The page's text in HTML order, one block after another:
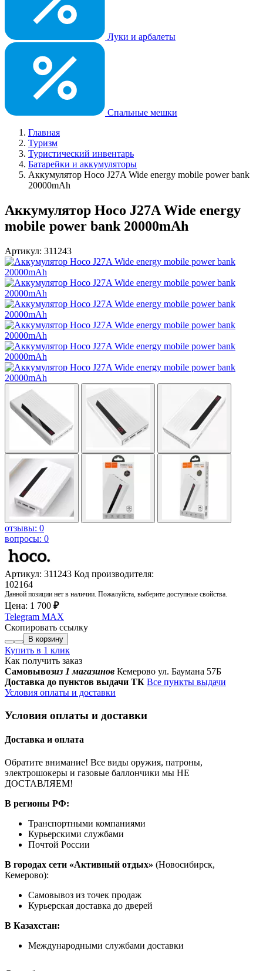
Луки и арбалеты
Спальные мешки
Главная
Туризм
Туристический инвентарь
Батарейки и аккумуляторы
Аккумулятор Hoco J27A Wide energy mobile power bank
20000mAh
Аккумулятор Hoco J27A Wide energy
mobile power bank 20000mAh
Артикул: 311243
отзывы: 0
вопросы: 0
Артикул: 311243 Код производителя:
102164
Данной позиции нет в наличии. Пожалуйста, выберите доступные свойства.
Цена: 1 700 ₽
Telegram MAX
Скопировать ссылку
В корзину
Купить в 1 клик
Как получить заказ
Самовывозиз 1 магазинов Кемерово ул. Баумана 57Б
Доставка до пунктов выдачи ТК Все пункты выдачи
Условия оплаты и доставки
Условия оплаты и доставки
Доставка и оплата
Обратите внимание! Все виды оружия, патроны,
электрошокеры и газовые баллончики мы НЕ
ДОСТАВЛЯЕМ!
В регионы РФ:
Транспортными компаниями
Курьерскими службами
Почтой России
В городах сети «Активный отдых» (Новосибирск,
Кемерово):
Самовывоз из точек продаж
Курьерская доставка до дверей
В Казахстан:
Международными службами доставки